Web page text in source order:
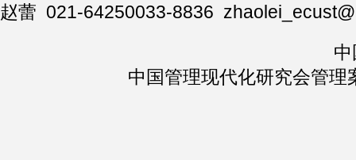
赵蕾 021-64250033-8836
中国管理现代化研究会管